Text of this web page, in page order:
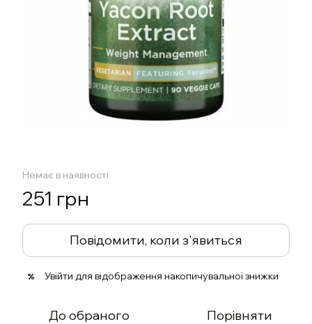
Немає в наявності
251 грн
Повідомити, коли з'явиться
% Увійти для відображення накопичувальної знижки
До обраного Порівняти